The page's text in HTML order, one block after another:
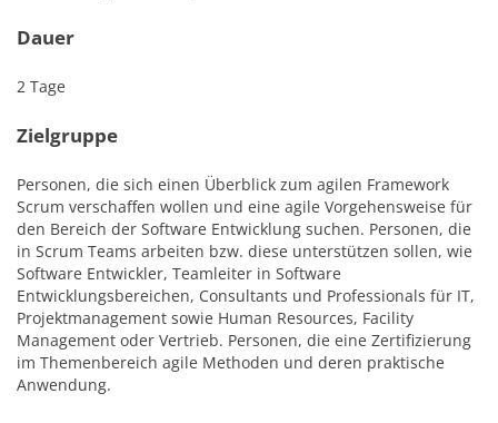
Dauer
2 Tage
Zielgruppe
Personen, die sich einen Überblick zum agilen Framework
Scrum verschaffen wollen und eine agile Vorgehensweise für
den Bereich der Software Entwicklung suchen. Personen, die
in Scrum Teams arbeiten bzw. diese unterstützen sollen, wie
Software Entwickler, Teamleiter in Software
Entwicklungsbereichen, Consultants und Professionals für IT,
Projektmanagement sowie Human Resources, Facility
Management oder Vertrieb. Personen, die eine Zertifizierung
im Themenbereich agile Methoden und deren praktische
Anwendung.